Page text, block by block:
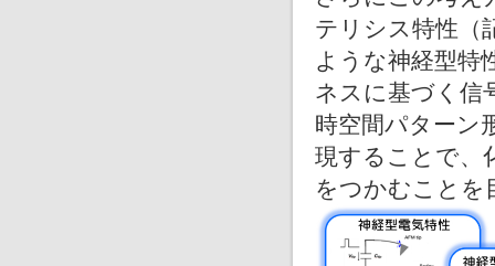
テリシス特性（
ような神経型特
ネスに基づく信
時空間パターン
現することで、
をつかむことを